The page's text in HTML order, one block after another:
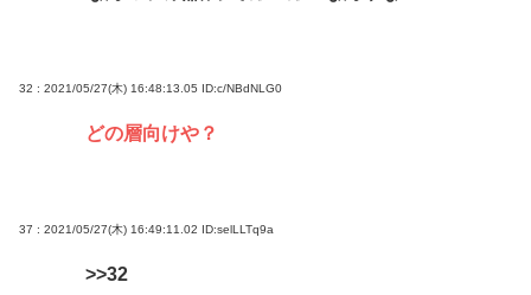
32 : 2021/05/27(木) 16:48:13.05 ID:c/NBdNLG0
どの層向けや？
37 : 2021/05/27(木) 16:49:11.02 ID:selLLTq9a
>>32